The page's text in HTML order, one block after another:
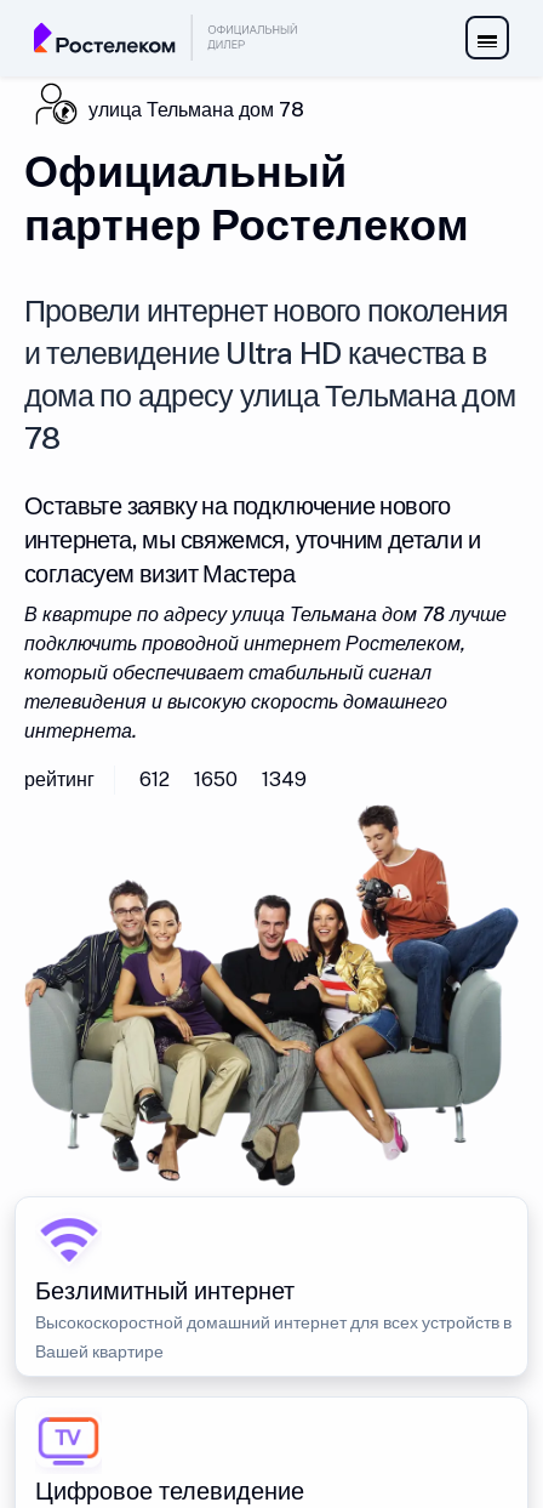
улица Тельмана дом 78
Официальный
партнер Ростелеком
Провели интернет нового поколения
и телевидение Ultra HD качества в
дома по адресу улица Тельмана дом
78
Оставьте заявку на подключение нового
интернета, мы свяжемся, уточним детали и
согласуем визит Мастера
В квартире по адресу улица Тельмана дом 78 лучше
подключить проводной интернет Ростелеком,
который обеспечивает стабильный сигнал
телевидения и высокую скорость домашнего
интернета.
рейтинг 612 1650 1349
Безлимитный интернет
Высокоскоростной домашний интернет для всех устройств в
Вашей квартире
Цифровое телевидение